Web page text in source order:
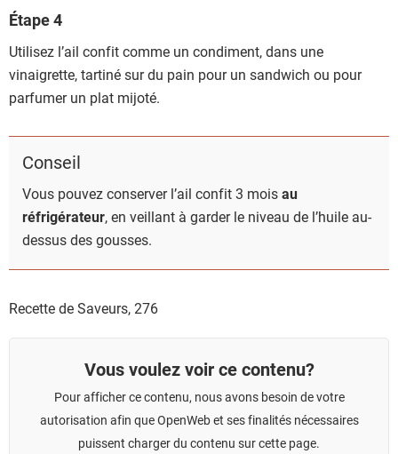
Étape 4
Utilisez l’ail confit comme un condiment, dans une
vinaigrette, tartiné sur du pain pour un sandwich ou pour
parfumer un plat mijoté.
Conseil
Vous pouvez conserver l’ail confit 3 moisau
réfrigérateur, en veillant à garder le niveau de l’huile au-
dessus des gousses.
Recette de Saveurs,276
Vous voulez voir ce contenu?
Pour afficher ce contenu, nous avons besoin de votre
autorisation afin que OpenWeb et ses finalités nécessaires
puissent charger du contenu sur cette page.